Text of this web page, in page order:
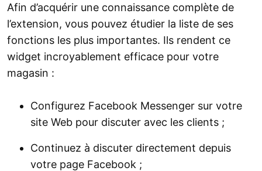
Afin d’acquérir une connaissance complète de
l’extension, vous pouvez étudier la liste de ses
fonctions les plus importantes. Ils rendent ce
widget incroyablement efficace pour votre
magasin :
Configurez Facebook Messenger sur votre
site Web pour discuter avec les clients ;
Continuez à discuter directement depuis
votre page Facebook ;